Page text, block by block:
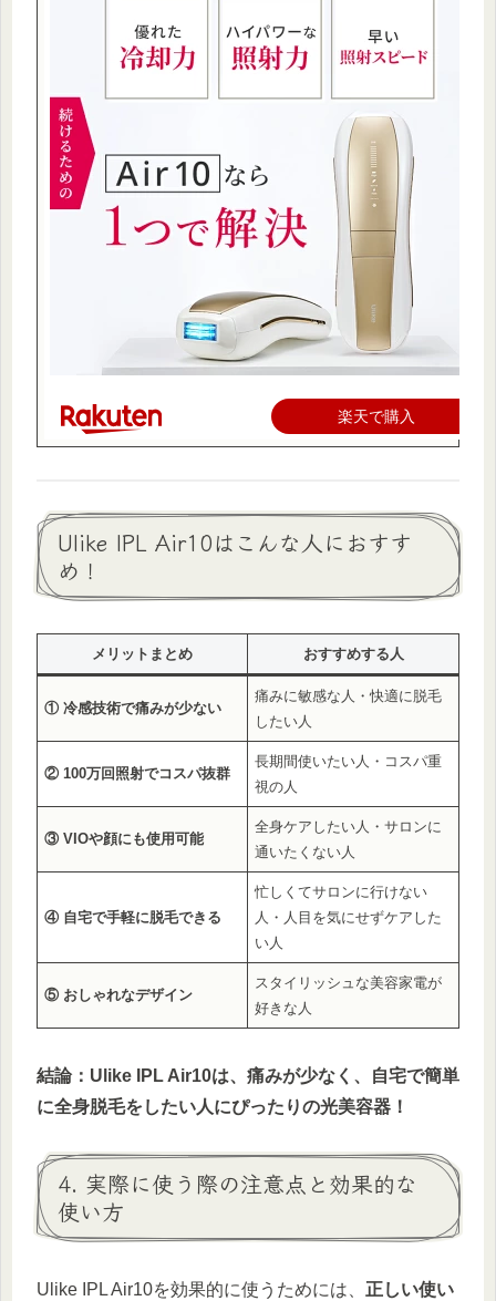
楽天で購入
Ulike IPL Air10はこんな人におすす
め！
メリットまとめ おすすめする人
① 冷感技術で痛みが少ない
痛みに敏感な人・快適に脱毛
したい人
② 100万回照射でコスパ抜群
長期間使いたい人・コスパ重
視の人
③ VIOや顔にも使用可能
全身ケアしたい人・サロンに
通いたくない人
④ 自宅で手軽に脱毛できる
忙しくてサロンに行けない
人・人目を気にせずケアした
い人
⑤ おしゃれなデザイン
スタイリッシュな美容家電が
好きな人
結論：Ulike IPL Air10は、痛みが少なく、自宅で簡単
に全身脱毛をしたい人にぴったりの光美容器！
4. 実際に使う際の注意点と効果的な
使い方
Ulike IPL Air10を効果的に使うためには、 正しい使い